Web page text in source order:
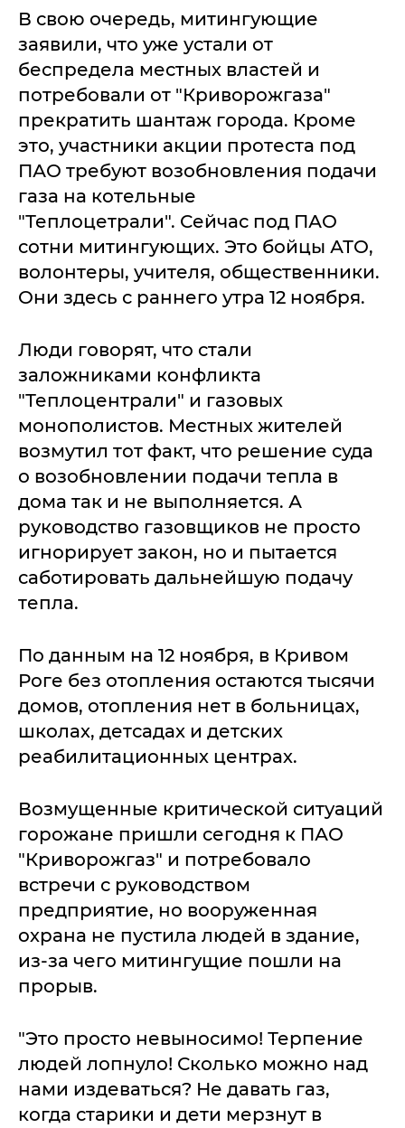
В свою очередь, митингующие
заявили, что уже устали от
беспредела местных властей и
потребовали от "Криворожгаза"
прекратить шантаж города. Кроме
это, участники акции протеста под
ПАО требуют возобновления подачи
газа на котельные
"Теплоцетрали". Сейчас под ПАО
сотни митингующих. Это бойцы АТО,
волонтеры, учителя, общественники.
Они здесь с раннего утра 12 ноября.
Люди говорят, что стали
заложниками конфликта
"Теплоцентрали" и газовых
монополистов. Местных жителей
возмутил тот факт, что решение суда
о возобновлении подачи тепла в
дома так и не выполняется. А
руководство газовщиков не просто
игнорирует закон, но и пытается
саботировать дальнейшую подачу
тепла.
По данным на 12 ноября, в Кривом
Роге без отопления остаются тысячи
домов, отопления нет в больницах,
школах, детсадах и детских
реабилитационных центрах.
Возмущенные критической ситуаций
горожане пришли сегодня к ПАО
"Криворожгаз" и потребовало
встречи с руководством
предприятие, но вооруженная
охрана не пустила людей в здание,
из-за чего митингущие пошли на
прорыв.
"Это просто невыносимо! Терпение
людей лопнуло! Сколько можно над
нами издеваться? Не давать газ,
когда старики и дети мерзнут в